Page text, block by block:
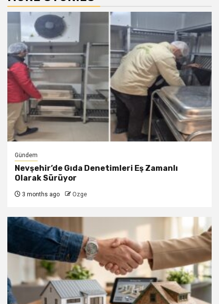
Gündem
Nevşehir’de Gıda Denetimleri Eş Zamanlı
Olarak Sürüyor
3 months ago Ozge